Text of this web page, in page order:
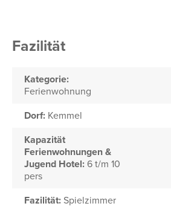
Fazilität
Kategorie:
Ferienwohnung
Dorf: Kemmel
Kapazität
Ferienwohnungen &
Jugend Hotel: 6 t/m 10
pers
Fazilität: Spielzimmer